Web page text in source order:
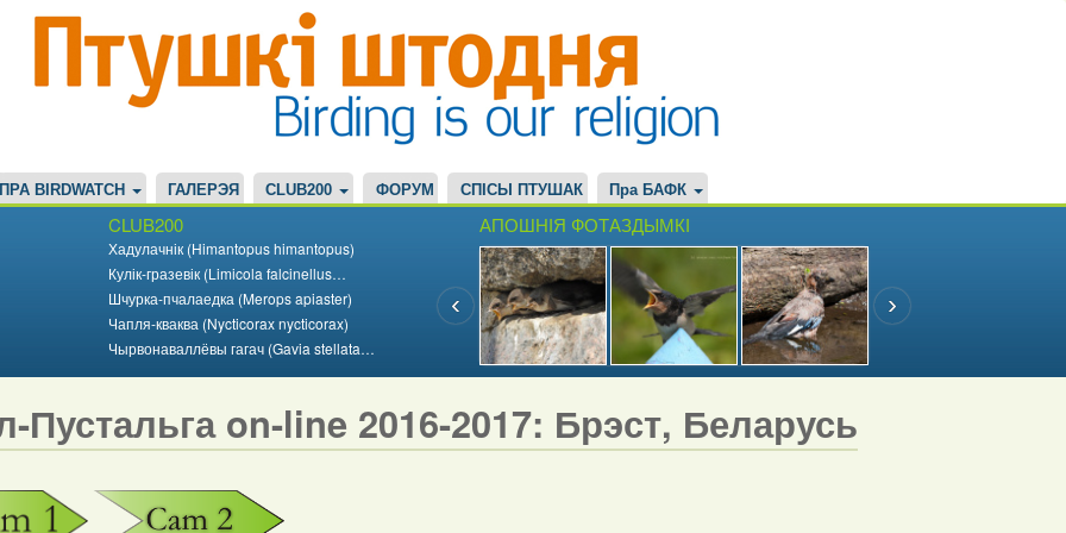
ПРА BIRDWATCH ГАЛЕРЭЯ CLUB200 ФОРУМ СПІСЫ ПТУШАК Пра БАФК
CLUB200
Хадулачнік (Himantopus himantopus)
Кулік-гразевік (Limicola falcinellus…
Шчурка-пчалаедка (Merops apiaster)
Чапля-кваква (Nycticorax nycticorax)
Чырвонаваллёвы гагач (Gavia stellata…
АПОШНІЯ ФОТАЗДЫМКІ
Пустальга on-line 2016-2017: Брэст, Беларусь